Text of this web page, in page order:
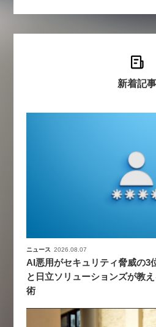
新着記事
ニュース 2026.08.07
AI悪用がセキュリティ脅威の3
と日立ソリューションズが教
術